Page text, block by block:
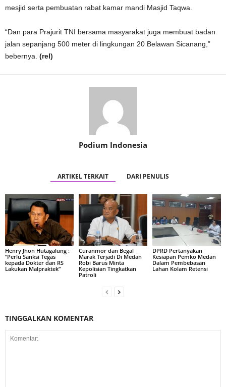
mesjid serta pembuatan rabat kamar mandi Masjid Taqwa.
“Dan para Prajurit TNI bersama masyarakat juga membuat badan
jalan sepanjang 500 meter di lingkungan 20 Belawan Sicanang,”
bebernya. (rel)
Podium Indonesia
ARTIKEL TERKAIT DARI PENULIS
Henry Jhon Hutagalung :
“Perlu Sanksi Tegas
kepada Dokter dan RS
Lakukan Malpraktek”
Curanmor dan Begal
Marak Terjadi Di Medan
Robi Barus Minta
Kepolisian Tingkatkan
Patroli
DPRD Pertanyakan
Kesiapan Pemko Medan
Dalam Pembebasan
Lahan Kolam Retensi
TINGGALKAN KOMENTAR